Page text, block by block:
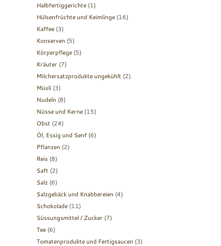
Halbfertiggerichte (1)
Hülsenfrüchte und Keimlinge (16)
Kaffee (3)
Konserven (5)
Körperpflege (5)
Kräuter (7)
Milchersatzprodukte ungekühlt (2)
Müsli (3)
Nudeln (8)
Nüsse und Kerne (15)
Obst (24)
Öl, Essig und Senf (6)
Pflanzen (2)
Reis (8)
Saft (2)
Salz (6)
Salzgebäck und Knabbereien (4)
Schokolade (11)
Süssungsmittel / Zucker (7)
Tee (6)
Tomatenprodukte und Fertigsaucen (3)